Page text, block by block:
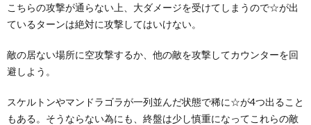
こちらの攻撃が通らない上、大ダメージを受けてしまうので☆が出
ているターンは絶対に攻撃してはいけない。
敵の居ない場所に空攻撃するか、他の敵を攻撃してカウンターを回
避しよう。
スケルトンやマンドラゴラが一列並んだ状態で稀に☆が4つ出ること
もある。そうならない為にも、終盤は少し慎重になってこれらの敵